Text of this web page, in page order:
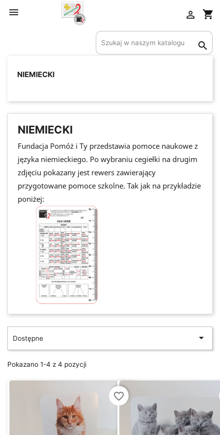
 shopping_cart


NIEMIECKI
NIEMIECKI
Fundacja Pomóż i Ty przedstawia pomoce naukowe z
języka niemieckiego. Po wybraniu cegiełki na drugim
zdjęciu pokazany jest rewers zawierający
przygotowane pomoce szkolne. Tak jak na przykładzie
poniżej:
Dostępne 
Pokazano 1-4 z 4 pozycji
favorite_border
Utwórz listę życzeń
Anuluj Utwórz listę życzeń